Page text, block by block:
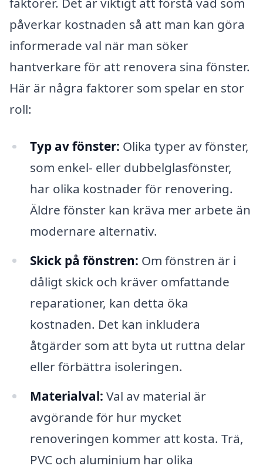
påverkar kostnaden så att man kan göra
informerade val när man söker
hantverkare för att renovera sina fönster.
Här är några faktorer som spelar en stor
roll:
Typ av fönster: Olika typer av fönster,
som enkel- eller dubbelglasfönster,
har olika kostnader för renovering.
Äldre fönster kan kräva mer arbete än
modernare alternativ.
Skick på fönstren: Om fönstren är i
dåligt skick och kräver omfattande
reparationer, kan detta öka
kostnaden. Det kan inkludera
åtgärder som att byta ut ruttna delar
eller förbättra isoleringen.
Materialval: Val av material är
avgörande för hur mycket
renoveringen kommer att kosta. Trä,
PVC och aluminium har olika